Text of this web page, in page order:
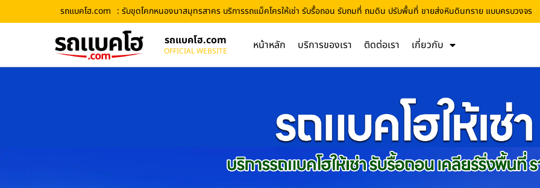
รถแบคโฮ.com : รับขุดโคกหนองนาสมุทรสาคร บริการรถแม็คโครให้เช่า รับรื้อถอน รับถมที่ ถมดิน ปรับพื้นที่ ขายส่งหินดินทราย แบบครบวงจร
รถแบคโฮ.com
OFFICIAL WEBSITE หน้าหลัก บริการของเรา ติดต่อเรา เกี่ยวกับ